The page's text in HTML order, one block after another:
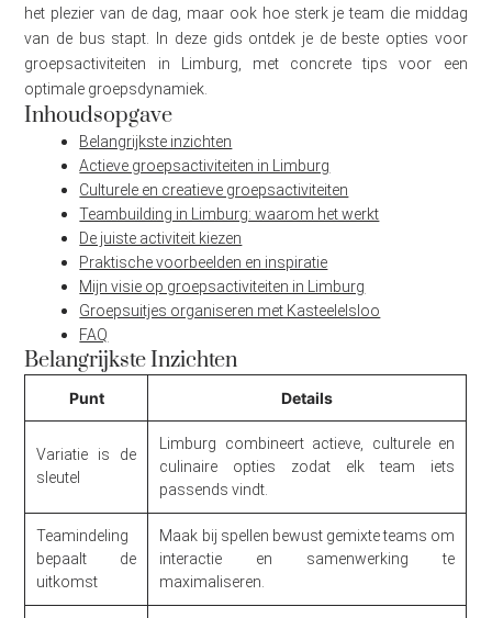
het plezier van de dag, maar ook hoe sterk je team die middag
van de bus stapt. In deze gids ontdek je de beste opties voor
groepsactiviteiten in Limburg, met concrete tips voor een
optimale groepsdynamiek.
Inhoudsopgave
Belangrijkste inzichten
Actieve groepsactiviteiten in Limburg
Culturele en creatieve groepsactiviteiten
Teambuilding in Limburg: waarom het werkt
De juiste activiteit kiezen
Praktische voorbeelden en inspiratie
Mijn visie op groepsactiviteiten in Limburg
Groepsuitjes organiseren met Kasteelelsloo
FAQ
Belangrijkste Inzichten
Punt Details
Variatie is de
sleutel
Limburg combineert actieve, culturele en
culinaire opties zodat elk team iets
passends vindt.
Teamindeling
bepaalt de
uitkomst
Maak bij spellen bewust gemixte teams om
interactie en samenwerking te
maximaliseren.